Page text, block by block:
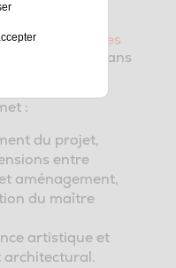
d’espace
des
, dans
:
du projet,
entre
aménagement,
du maître
artistique et